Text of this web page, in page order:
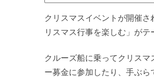
クリスマスイベントが開催
リスマス行事を楽しむ」がテ
クルーズ船に乗ってクリス
ー募金に参加したり、手ぶら